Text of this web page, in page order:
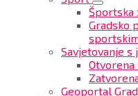
Športska
Gradsko
Savjetovanje s
Otvorena
Geoportal